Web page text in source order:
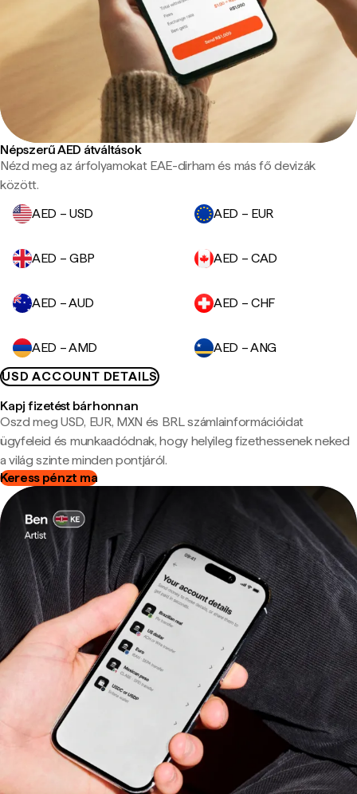
Népszerű AED átváltások
Nézd meg az árfolyamokat EAE-dirham és más fő devizák
között.
AED – USD
AED – EUR
AED – GBP AED – CAD
AED – AUD AED – CHF
AED – AMD
AED – ANG
USD ACCOUNT DETAILS
Kapj fizetést bárhonnan
Oszd meg USD, EUR, MXN és BRL számlainformációidat
ügyfeleid és munkaadódnak, hogy helyileg fizethessenek neked
a világ szinte minden pontjáról.
Keress pénzt ma